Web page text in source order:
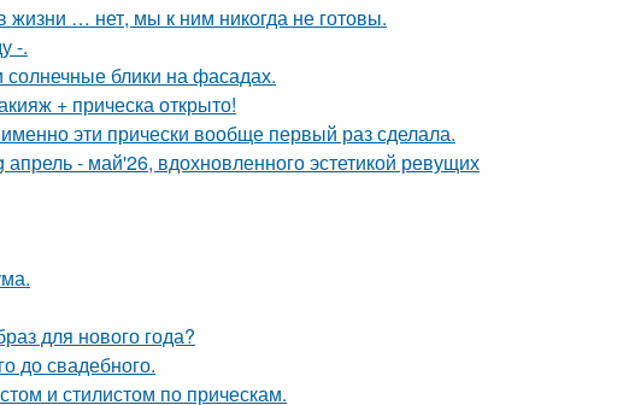
жизни … нет, мы к ним никогда не готовы.
-.
блики на фасадах.
+ прическа открыто!
эти прически вообще первый раз сделала.
- май'26, вдохновленного эстетикой ревущих
для нового года?
до свадебного.
и стилистом по прическам.